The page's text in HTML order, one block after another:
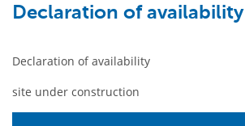
Declaration of availability
Declaration of availability
site under construction